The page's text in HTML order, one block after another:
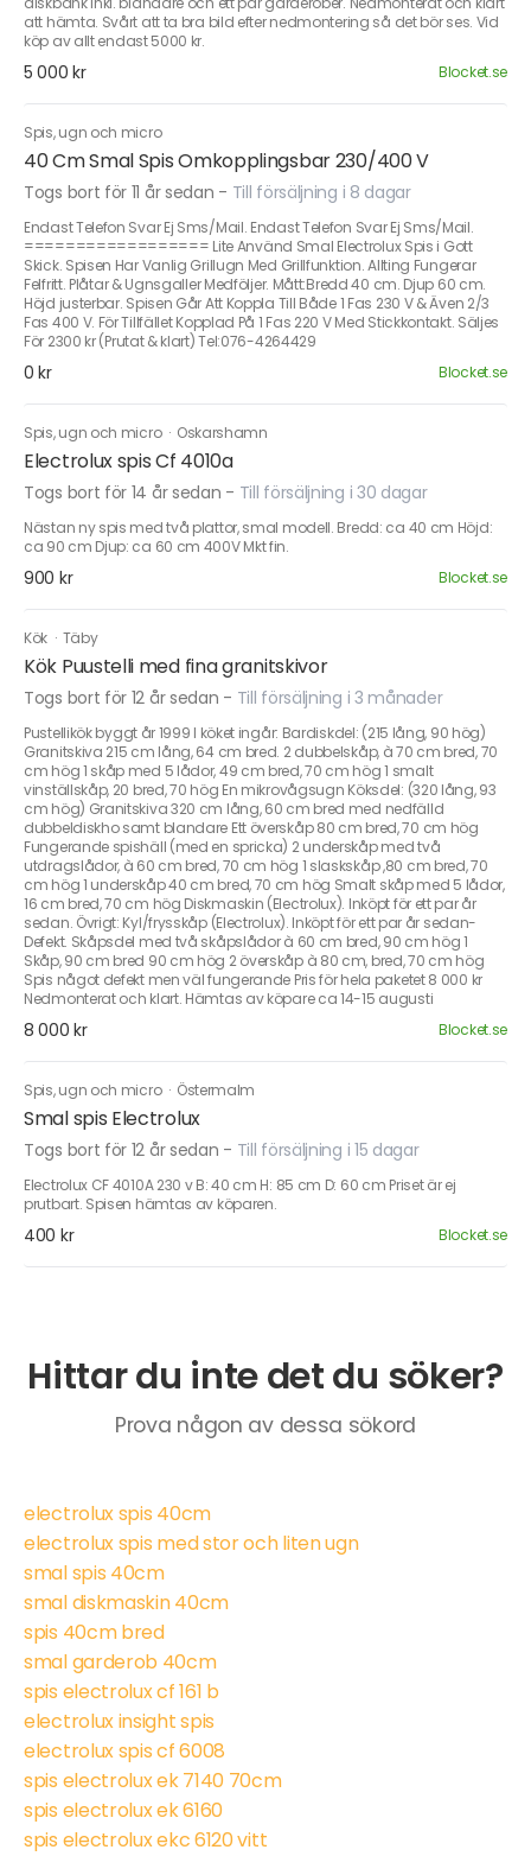
att hämta. Svårt att ta bra bild efter nedmontering så det bör ses. Vid
köp av allt endast 5000 kr.
5 000 kr Blocket.se
Spis, ugn och micro
40 Cm Smal Spis Omkopplingsbar 230/400 V
Togs bort för 11 år sedan - Till försäljning i 8 dagar
Endast Telefon Svar Ej Sms/Mail. Endast Telefon Svar Ej Sms/Mail.
================== Lite Använd Smal Electrolux Spis i Gott
Skick. Spisen Har Vanlig Grillugn Med Grillfunktion. Allting Fungerar
Felfritt. Plåtar & Ugnsgaller Medföljer. Mått:Bredd 40 cm. Djup 60 cm.
Höjd justerbar. Spisen Går Att Koppla Till Både 1 Fas 230 V & Även 2/3
Fas 400 V. För Tillfället Kopplad På 1 Fas 220 V Med Stickkontakt. Säljes
För 2300 kr (Prutat & klart) Tel:076-4264429
0 kr Blocket.se
Spis, ugn och micro · Oskarshamn
Electrolux spis Cf 4010a
Togs bort för 14 år sedan - Till försäljning i 30 dagar
Nästan ny spis med två plattor, smal modell. Bredd: ca 40 cm Höjd:
ca 90 cm Djup: ca 60 cm 400V Mkt fin.
900 kr Blocket.se
Kök · Täby
Kök Puustelli med fina granitskivor
Togs bort för 12 år sedan - Till försäljning i 3 månader
Pustellikök byggt år 1999 I köket ingår: Bardiskdel: (215 lång, 90 hög)
Granitskiva 215 cm lång, 64 cm bred. 2 dubbelskåp, à 70 cm bred, 70
cm hög 1 skåp med 5 lådor, 49 cm bred, 70 cm hög 1 smalt
vinställskåp, 20 bred, 70 hög En mikrovågsugn Köksdel: (320 lång, 93
cm hög) Granitskiva 320 cm lång, 60 cm bred med nedfälld
dubbeldiskho samt blandare Ett överskåp 80 cm bred, 70 cm hög
Fungerande spishäll (med en spricka) 2 underskåp med två
utdragslådor, à 60 cm bred, 70 cm hög 1 slaskskåp ,80 cm bred, 70
cm hög 1 underskåp 40 cm bred, 70 cm hög Smalt skåp med 5 lådor,
16 cm bred, 70 cm hög Diskmaskin (Electrolux). Inköpt för ett par år
sedan. Övrigt: Kyl/frysskåp (Electrolux). Inköpt för ett par år sedan-
Defekt. Skåpsdel med två skåpslådor à 60 cm bred, 90 cm hög 1
Skåp, 90 cm bred 90 cm hög 2 överskåp à 80 cm, bred, 70 cm hög
Spis något defekt men väl fungerande Pris för hela paketet 8 000 kr
Nedmonterat och klart. Hämtas av köpare ca 14-15 augusti
8 000 kr Blocket.se
Spis, ugn och micro · Östermalm
Smal spis Electrolux
Togs bort för 12 år sedan - Till försäljning i 15 dagar
Electrolux CF 4010A 230 v B: 40 cm H: 85 cm D: 60 cm Priset är ej
prutbart. Spisen hämtas av köparen.
400 kr Blocket.se
Hittar du inte det du söker?
Prova någon av dessa sökord
electrolux spis 40cm
electrolux spis med stor och liten ugn
smal spis 40cm
smal diskmaskin 40cm
spis 40cm bred
smal garderob 40cm
spis electrolux cf 161 b
electrolux insight spis
electrolux spis cf 6008
spis electrolux ek 7140 70cm
spis electrolux ek 6160
spis electrolux ekc 6120 vitt